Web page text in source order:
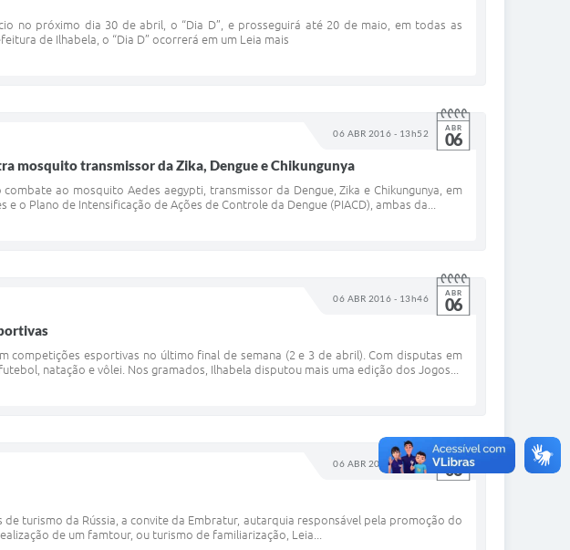
no próximo dia 30 de abril, o “Dia D”, e prosseguirá até 20 de maio, em todas as
de Ilhabela, o “Dia D” ocorrerá em um Leia mais
06 ABR 2016 - 13h52 ABR
06
mosquito transmissor da Zika, Dengue e Chikungunya
ao mosquito Aedes aegypti, transmissor da Dengue, Zika e Chikungunya, em
Plano de Intensificação de Ações de Controle da Dengue (PIACD), ambas da...
06 ABR 2016 - 13h46 ABR
06
competições esportivas no último final de semana (2 e 3 de abril). Com disputas em
natação e vôlei. Nos gramados, Ilhabela disputou mais uma edição dos Jogos...
06 ABR 2016 - 12h40 ABR
06
turismo da Rússia, a convite da Embratur, autarquia responsável pela promoção do
de um famtour, ou turismo de familiarização, Leia...